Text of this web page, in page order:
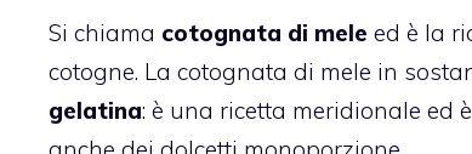
Si chiama cotognata di mele ed è la
cotogne. La cotognata di mele in
gelatina: è una ricetta meridionale ed